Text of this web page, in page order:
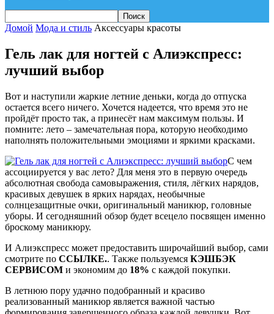
Домой Мода и стиль Аксессуары красоты
Гель лак для ногтей с Алиэкспресс:
лучший выбор
Вот и наступили жаркие летние деньки, когда до отпуска
остается всего ничего. Хочется надеется, что время это не
пройдёт просто так, а принесёт нам максимум пользы. И
помните: лето – замечательная пора, которую необходимо
наполнять положительными эмоциями и яркими красками.
С чем
ассоциируется у вас лето? Для меня это в первую очередь
абсолютная свобода самовыражения, стиля, лёгких нарядов,
красивых девушек в ярких нарядах, необычные
солнцезащитные очки, оригинальный маникюр, головные
уборы. И сегодняшний обзор будет всецело посвящен именно
броскому маникюру.
И Алиэкспресс может предоставить широчайший выбор, сами
смотрите по ССЫЛКЕ.. Также пользуемся КЭШБЭК
СЕРВИСОМ и экономим до 18% с каждой покупки.
В летнюю пору удачно подобранный и красиво
реализованный маникюр является важной частью